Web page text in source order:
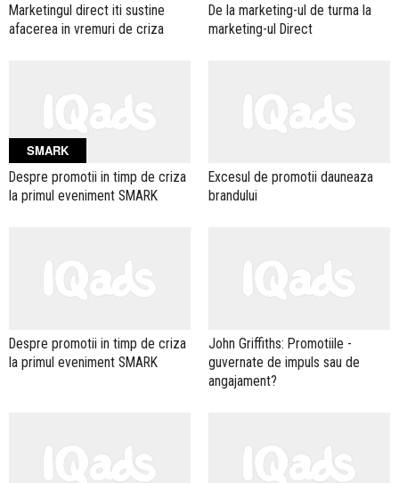
Marketingul direct iti sustine
afacerea in vremuri de criza
De la marketing-ul de turma la
marketing-ul Direct
SMARK
Despre promotii in timp de criza
la primul eveniment SMARK
Excesul de promotii dauneaza
brandului
Despre promotii in timp de criza
la primul eveniment SMARK
John Griffiths: Promotiile -
guvernate de impuls sau de
angajament?